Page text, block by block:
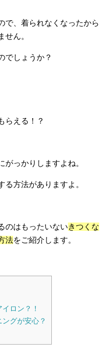
で、着られなくなったから
せん。
でしょうか？
らえる！？
っかりしますよね。
る方法がありますよ。
のはもったいないきつくな
法をご紹介します。
ロン？！
グが安心？